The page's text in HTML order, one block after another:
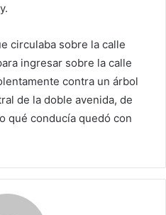
circulaba sobre la calle
ingresar sobre la calle
contra un árbol
de la doble avenida, de
qué conducía quedó con